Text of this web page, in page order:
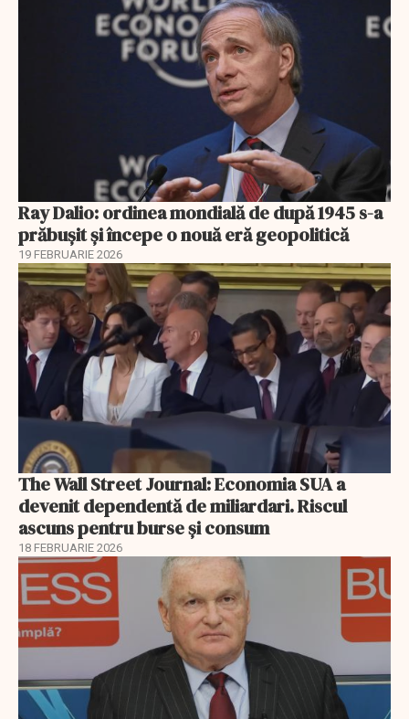
Ray Dalio: ordinea mondială de după 1945 s-a
prăbușit și începe o nouă eră geopolitică
19 FEBRUARIE 2026
The Wall Street Journal: Economia SUA a
devenit dependentă de miliardari. Riscul
ascuns pentru burse și consum
18 FEBRUARIE 2026
EXCLUSIV